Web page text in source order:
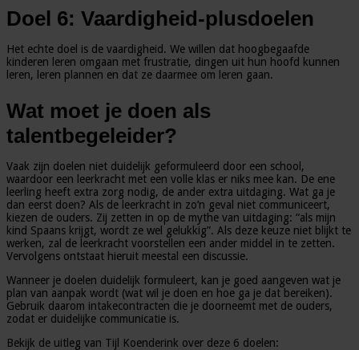
Doel 6: Vaardigheid-plusdoelen
Het echte doel is de vaardigheid. We willen dat hoogbegaafde
kinderen leren omgaan met frustratie, dingen uit hun hoofd kunnen
leren, leren plannen en dat ze daarmee om leren gaan.
Wat moet je doen als
talentbegeleider?
Vaak zijn doelen niet duidelijk geformuleerd door een school,
waardoor een leerkracht met een volle klas er niks mee kan. De ene
leerling heeft extra zorg nodig, de ander extra uitdaging. Wat ga je
dan eerst doen? Als de leerkracht in zo’n geval niet communiceert,
kiezen de ouders. Zij zetten in op de mythe van uitdaging: “als mijn
kind Spaans krijgt, wordt ze wel gelukkig”. Als deze keuze niet blijkt te
werken, zal de leerkracht voorstellen een ander middel in te zetten.
Vervolgens ontstaat hieruit meestal een discussie.
Wanneer je doelen duidelijk formuleert, kan je goed aangeven wat je
plan van aanpak wordt (wat wil je doen en hoe ga je dat bereiken).
Gebruik daarom intakecontracten die je doorneemt met de ouders,
zodat er duidelijke communicatie is.
Bekijk de uitleg van Tijl Koenderink over deze 6 doelen: